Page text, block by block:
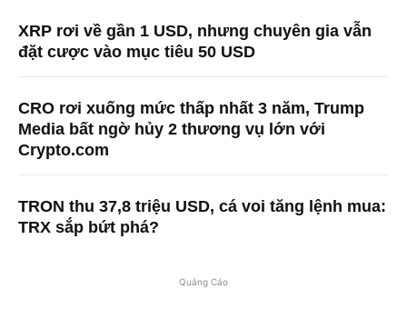
XRP rơi về gần 1 USD, nhưng chuyên gia vẫn
đặt cược vào mục tiêu 50 USD
CRO rơi xuống mức thấp nhất 3 năm, Trump
Media bất ngờ hủy 2 thương vụ lớn với
Crypto.com
TRON thu 37,8 triệu USD, cá voi tăng lệnh mua:
TRX sắp bứt phá?
Quảng Cáo